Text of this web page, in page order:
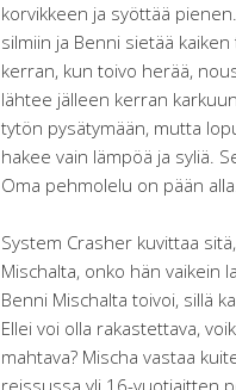
korvikkeen ja syöttää
silmiin ja Benni sietää
kerran, kun toivo herää,
lähtee jälleen kerran
tytön pysätymään, mutta
hakee vain lämpöä ja syliä.
Oma pehmolelu on pään
System Crasher kuvittaa
Mischalta, onko hän vaikein
Benni Mischalta toivoi, sillä
Ellei voi olla rakastettava,
mahtava? Mischa vastaa